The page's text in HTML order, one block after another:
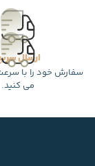
ارسال
سفارش خود را با
می کنید.